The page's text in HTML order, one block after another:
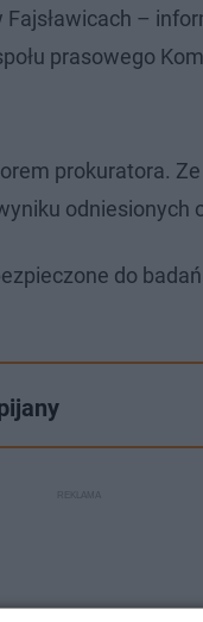
–
prasowego
prokuratora.
odniesionych
do